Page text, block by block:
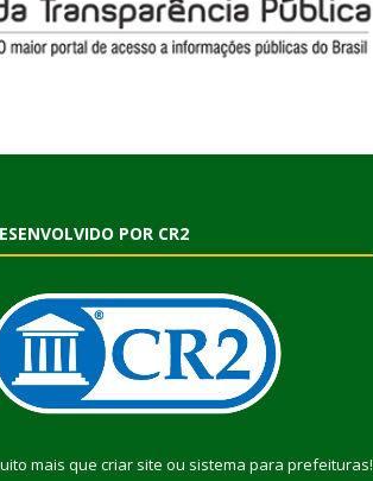
POR CR2
mais que criar site ou sistema para prefeituras!